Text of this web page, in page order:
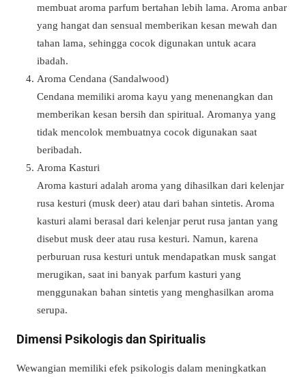
membuat aroma parfum bertahan lebih lama. Aroma anbar
yang hangat dan sensual memberikan kesan mewah dan
tahan lama, sehingga cocok digunakan untuk acara
ibadah.
Aroma Cendana (Sandalwood)
Cendana memiliki aroma kayu yang menenangkan dan
memberikan kesan bersih dan spiritual. Aromanya yang
tidak mencolok membuatnya cocok digunakan saat
beribadah.
Aroma Kasturi
Aroma kasturi adalah aroma yang dihasilkan dari kelenjar
rusa kesturi (musk deer) atau dari bahan sintetis. Aroma
kasturi alami berasal dari kelenjar perut rusa jantan yang
disebut musk deer atau rusa kesturi. Namun, karena
perburuan rusa kesturi untuk mendapatkan musk sangat
merugikan, saat ini banyak parfum kasturi yang
menggunakan bahan sintetis yang menghasilkan aroma
serupa.
Dimensi Psikologis dan Spiritualis
Wewangian memiliki efek psikologis dalam meningkatkan